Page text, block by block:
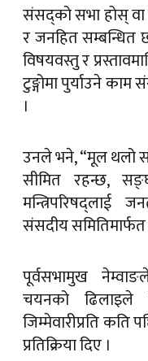
संसद्को सभा होस्
र जनहित
विषयवस्तु र
टुङ्गोमा पुर्याउने
।
उनले भने, “मूल थलो
सीमित रहन्छ,
मन्त्रिपरिषद्लाई
संसदीय
पूर्वसभामुख
चयनको
जिम्मेवारीप्रति कति
प्रतिक्रिया दिए ।